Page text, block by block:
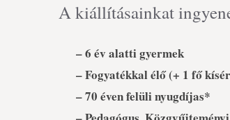
A kiállításainkat
– 6 év alatti gyermek
– Fogyatékkal élő (+ 1 fő
– 70 éven felüli nyugdíjas*